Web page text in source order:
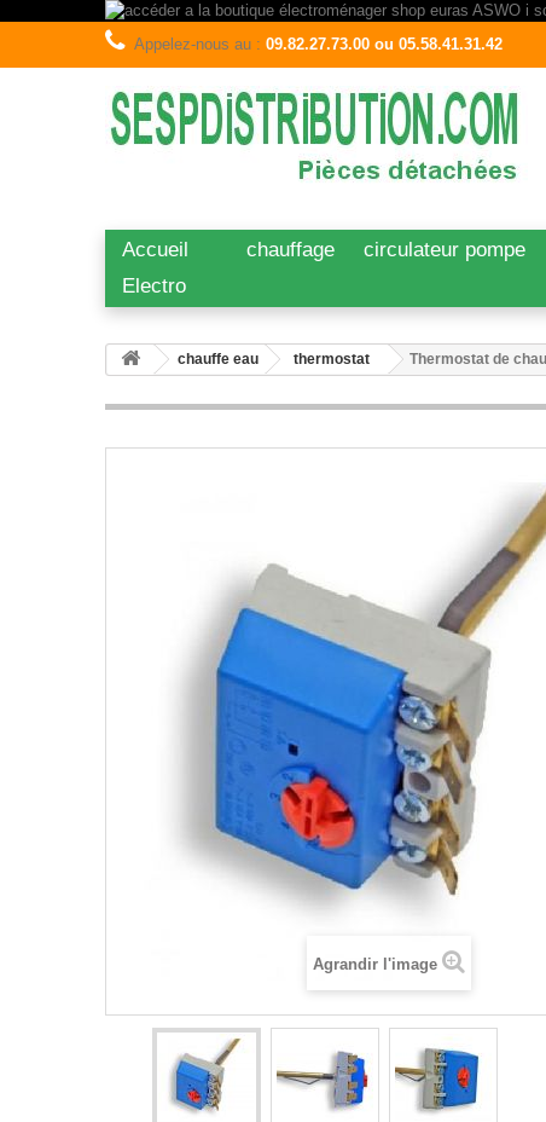
Appelez-nous au : 09.82.27.73.00 ou 05.58.41.31.42
Accueil chauffage circulateur pompe
Electro
chauffe eau thermostat Thermostat de
Agrandir l'image